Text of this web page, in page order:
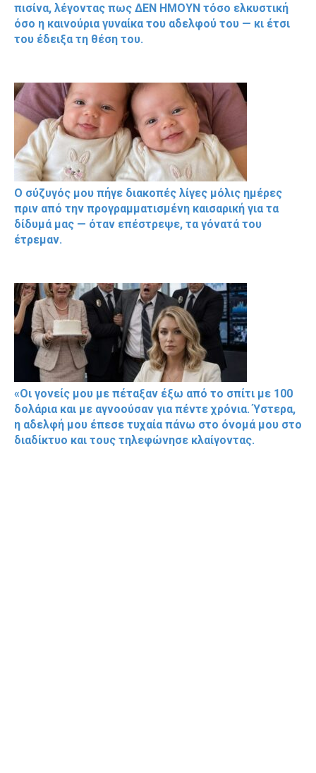
πισίνα, λέγοντας πως ΔΕΝ ΗΜΟΥΝ τόσο ελκυστική
όσο η καινούρια γυναίκα του αδελφού του — κι έτσι
του έδειξα τη θέση του.
Ο σύζυγός μου πήγε διακοπές λίγες μόλις ημέρες
πριν από την προγραμματισμένη καισαρική για τα
δίδυμά μας — όταν επέστρεψε, τα γόνατά του
έτρεμαν.
«Οι γονείς μου με πέταξαν έξω από το σπίτι με 100
δολάρια και με αγνοούσαν για πέντε χρόνια. Ύστερα,
η αδελφή μου έπεσε τυχαία πάνω στο όνομά μου στο
διαδίκτυο και τους τηλεφώνησε κλαίγοντας.